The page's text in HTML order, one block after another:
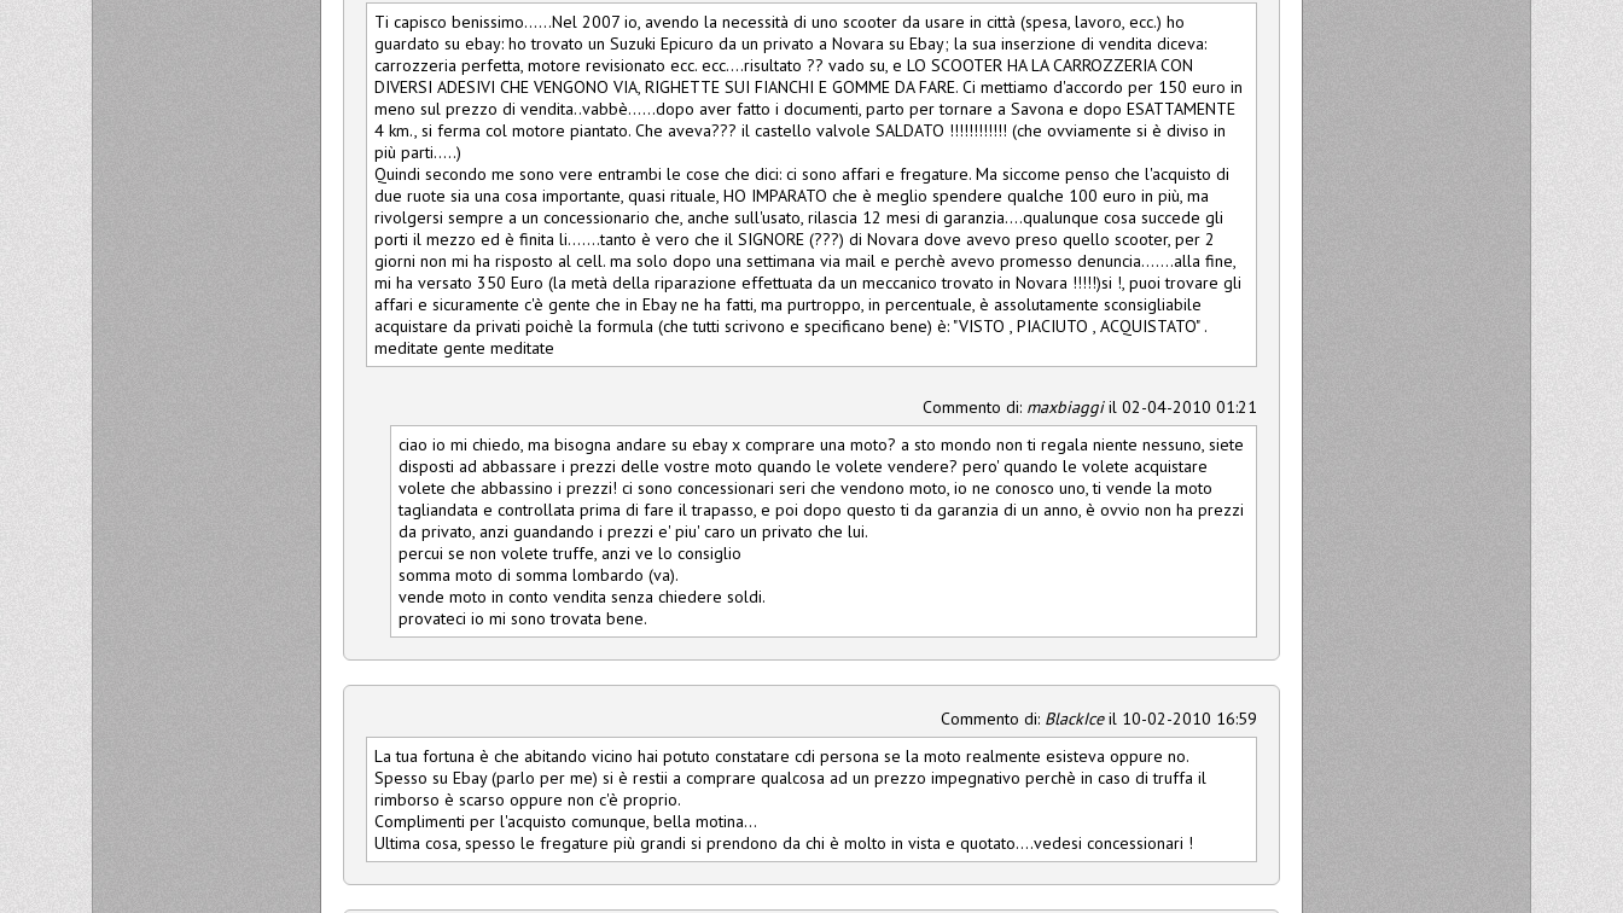
Ti capisco benissimo......Nel 2007 io, avendo la necessità di uno scooter da usare in città (spesa, lavoro, ecc.) ho
guardato su ebay: ho trovato un Suzuki Epicuro da un privato a Novara su Ebay; la sua inserzione di vendita diceva:
carrozzeria perfetta, motore revisionato ecc. ecc....risultato ?? vado su, e LO SCOOTER HA LA CARROZZERIA CON
DIVERSI ADESIVI CHE VENGONO VIA, RIGHETTE SUI FIANCHI E GOMME DA FARE. Ci mettiamo d'accordo per 150 euro in
meno sul prezzo di vendita..vabbè......dopo aver fatto i documenti, parto per tornare a Savona e dopo ESATTAMENTE
4 km., si ferma col motore piantato. Che aveva??? il castello valvole SALDATO !!!!!!!!!!!! (che ovviamente si è diviso in
più parti.....)
Quindi secondo me sono vere entrambi le cose che dici: ci sono affari e fregature. Ma siccome penso che l'acquisto di
due ruote sia una cosa importante, quasi rituale, HO IMPARATO che è meglio spendere qualche 100 euro in più, ma
rivolgersi sempre a un concessionario che, anche sull'usato, rilascia 12 mesi di garanzia....qualunque cosa succede gli
porti il mezzo ed è finita li.......tanto è vero che il SIGNORE (???) di Novara dove avevo preso quello scooter, per 2
giorni non mi ha risposto al cell. ma solo dopo una settimana via mail e perchè avevo promesso denuncia.......alla fine,
mi ha versato 350 Euro (la metà della riparazione effettuata da un meccanico trovato in Novara !!!!!)si !, puoi trovare gli
affari e sicuramente c'è gente che in Ebay ne ha fatti, ma purtroppo, in percentuale, è assolutamente sconsigliabile
acquistare da privati poichè la formula (che tutti scrivono e specificano bene) è: "VISTO , PIACIUTO , ACQUISTATO" .
meditate gente meditate
Commento di: maxbiaggiil 02-04-2010 01:21
ciao io mi chiedo, ma bisogna andare su ebay x comprare una moto? a sto mondo non ti regala niente nessuno, siete
disposti ad abbassare i prezzi delle vostre moto quando le volete vendere? pero' quando le volete acquistare
volete che abbassino i prezzi! ci sono concessionari seri che vendono moto, io ne conosco uno, ti vende la moto
tagliandata e controllata prima di fare il trapasso, e poi dopo questo ti da garanzia di un anno, è ovvio non ha prezzi
da privato, anzi guandando i prezzi e' piu' caro un privato che lui.
percui se non volete truffe, anzi ve lo consiglio
somma moto di somma lombardo (va).
vende moto in conto vendita senza chiedere soldi.
provateci io mi sono trovata bene.
Commento di: BlackIceil 10-02-2010 16:59
La tua fortuna è che abitando vicino hai potuto constatare cdi persona se la moto realmente esisteva oppure no.
Spesso su Ebay (parlo per me) si è restii a comprare qualcosa ad un prezzo impegnativo perchè in caso di truffa il
rimborso è scarso oppure non c'è proprio.
Complimenti per l'acquisto comunque, bella motina...
Ultima cosa, spesso le fregature più grandi si prendono da chi è molto in vista e quotato....vedesi concessionari !